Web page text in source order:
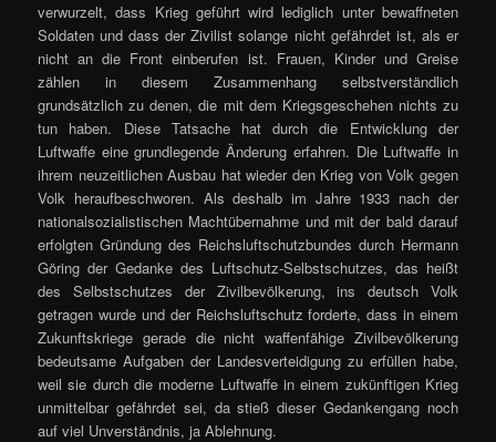
verwurzelt, dass Krieg geführt wird lediglich unter bewaffneten
Soldaten und dass der Zivilist solange nicht gefährdet ist, als er
nicht an die Front einberufen ist. Frauen, Kinder und Greise
zählen in diesem Zusammenhang selbstverständlich
grundsätzlich zu denen, die mit dem Kriegsgeschehen nichts zu
tun haben. Diese Tatsache hat durch die Entwicklung der
Luftwaffe eine grundlegende Änderung erfahren. Die Luftwaffe in
ihrem neuzeitlichen Ausbau hat wieder den Krieg von Volk gegen
Volk heraufbeschworen. Als deshalb im Jahre 1933 nach der
nationalsozialistischen Machtübernahme und mit der bald darauf
erfolgten Gründung des Reichsluftschutzbundes durch Hermann
Göring der Gedanke des Luftschutz-Selbstschutzes, das heißt
des Selbstschutzes der Zivilbevölkerung, ins deutsch Volk
getragen wurde und der Reichsluftschutz forderte, dass in einem
Zukunftskriege gerade die nicht waffenfähige Zivilbevölkerung
bedeutsame Aufgaben der Landesverteidigung zu erfüllen habe,
weil sie durch die moderne Luftwaffe in einem zukünftigen Krieg
unmittelbar gefährdet sei, da stieß dieser Gedankengang noch
auf viel Unverständnis, ja Ablehnung.